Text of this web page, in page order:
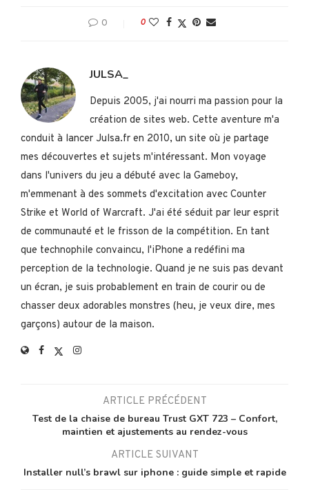
0 0
JULSA_
Depuis 2005, j'ai nourri ma passion pour la
création de sites web. Cette aventure m'a
conduit à lancer Julsa.fr en 2010, un site où je partage
mes découvertes et sujets m'intéressant. Mon voyage
dans l'univers du jeu a débuté avec la Gameboy,
m'emmenant à des sommets d'excitation avec Counter
Strike et World of Warcraft. J'ai été séduit par leur esprit
de communauté et le frisson de la compétition. En tant
que technophile convaincu, l'iPhone a redéfini ma
perception de la technologie. Quand je ne suis pas devant
un écran, je suis probablement en train de courir ou de
chasser deux adorables monstres (heu, je veux dire, mes
garçons) autour de la maison.
ARTICLE PRÉCÉDENT
Test de la chaise de bureau Trust GXT 723 – Confort,
maintien et ajustements au rendez-vous
ARTICLE SUIVANT
Installer null’s brawl sur iphone : guide simple et rapide